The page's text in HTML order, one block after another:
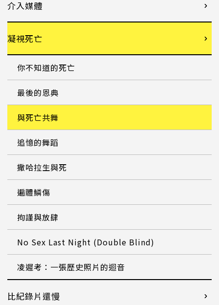
介入媒體
凝視死亡
你不知道的死亡
最後的恩典
與死亡共舞
追憶的舞蹈
撒哈拉生與死
遍體鱗傷
拘謹與放肆
No Sex Last Night (Double Blind)
凌遲考：一張歷史照片的迴音
比紀錄片還慢